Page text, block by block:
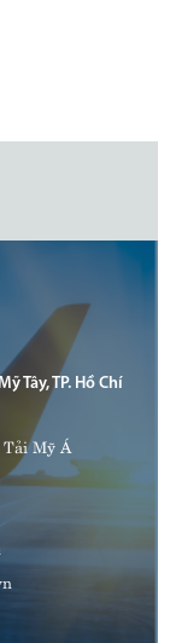
nào sử dụng
dưới đây sẽ
tra mã HS
Tây, TP. Hồ Chí
Tải Mỹ Á